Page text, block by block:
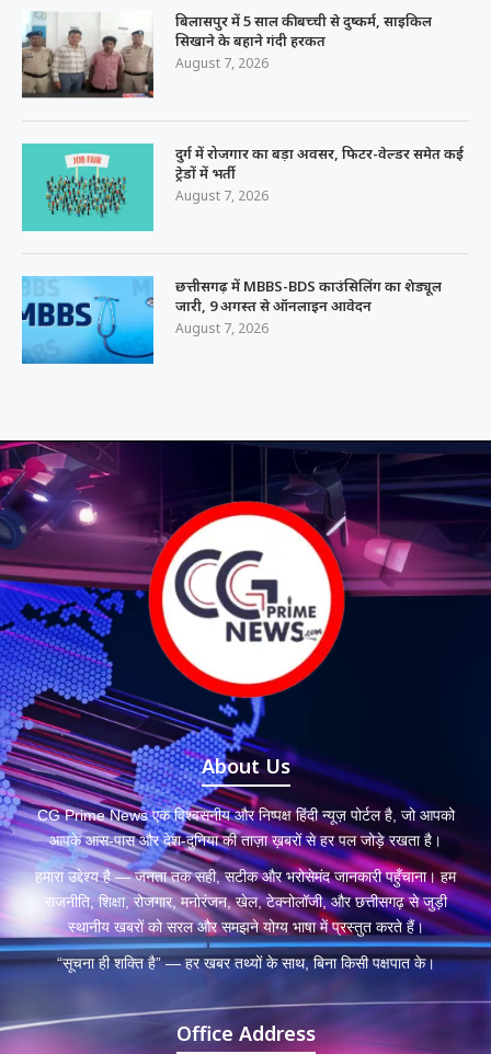
बिलासपुर में 5 साल की बच्ची से दुष्कर्म, साइकिल
सिखाने के बहाने गंदी हरकत
August 7, 2026
दुर्ग में रोजगार का बड़ा अवसर, फिटर-वेल्डर समेत कई
ट्रेडों में भर्ती
August 7, 2026
छत्तीसगढ़ में MBBS-BDS काउंसिलिंग का शेड्यूल
जारी, 9 अगस्त से ऑनलाइन आवेदन
August 7, 2026
About Us
CG Prime News एक विश्वसनीय और निष्पक्ष हिंदी न्यूज़ पोर्टल है, जो आपको
आपके आस-पास और देश-दुनिया की ताज़ा ख़बरों से हर पल जोड़े रखता है।
हमारा उद्देश्य है — जनता तक सही, सटीक और भरोसेमंद जानकारी पहुँचाना। हम
राजनीति, शिक्षा, रोजगार, मनोरंजन, खेल, टेक्नोलॉजी, और छत्तीसगढ़ से जुड़ी
स्थानीय खबरों को सरल और समझने योग्य भाषा में प्रस्तुत करते हैं।
“सूचना ही शक्ति है” — हर खबर तथ्यों के साथ, बिना किसी पक्षपात के।
Office Address